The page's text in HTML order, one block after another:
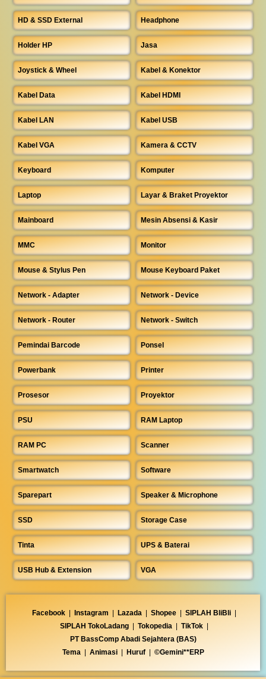
HD & SSD External Headphone
Holder HP Jasa
Joystick & Wheel Kabel & Konektor
Kabel Data Kabel HDMI
Kabel LAN Kabel USB
Kabel VGA Kamera & CCTV
Keyboard Komputer
Laptop Layar & Braket Proyektor
Mainboard Mesin Absensi & Kasir
MMC Monitor
Mouse & Stylus Pen Mouse Keyboard Paket
Network - Adapter Network - Device
Network - Router Network - Switch
Pemindai Barcode Ponsel
Powerbank Printer
Prosesor Proyektor
PSU RAM Laptop
RAM PC Scanner
Smartwatch Software
Sparepart Speaker & Microphone
SSD Storage Case
Tinta UPS & Baterai
USB Hub & Extension VGA
Facebook | Instagram | Lazada | Shopee | SIPLAH BliBli |
SIPLAH TokoLadang | Tokopedia | TikTok |
PT BassComp Abadi Sejahtera (BAS)
Tema | Animasi | Huruf | ©Gemini**ERP